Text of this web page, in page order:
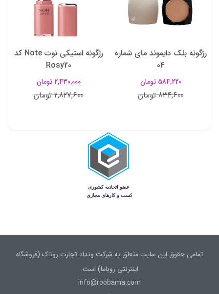
رژگونه بلک دایموند مای شماره
04
584,220 تومان
834,600 تومان
رژگونه استیکی نوت Note کد
Rosy20
2,430,000 تومان
2,827,600 تومان
تمامی حقوق این سایت متعلق به شرکت ونداد تجارت روناک (فروشگاه
اینترنتی روباما) است.
info@roobama.com